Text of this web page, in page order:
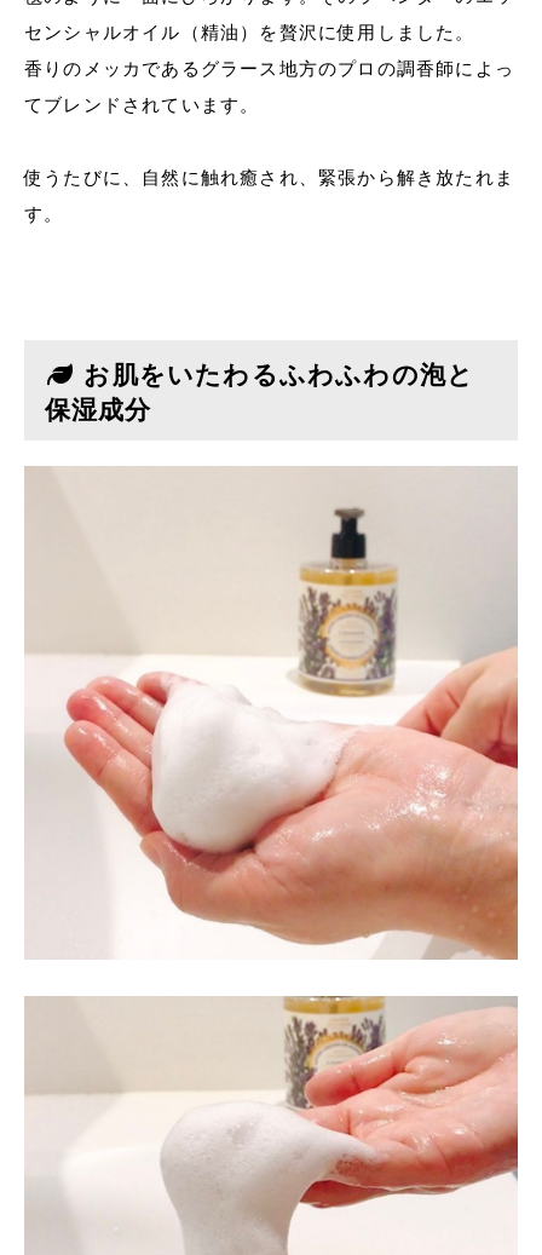
センシャルオイル（精油）を贅沢に使用しました。
香りのメッカであるグラース地方のプロの調香師によっ
てブレンドされています。
使うたびに、自然に触れ癒され、緊張から解き放たれま
す。
お肌をいたわるふわふわの泡と
保湿成分